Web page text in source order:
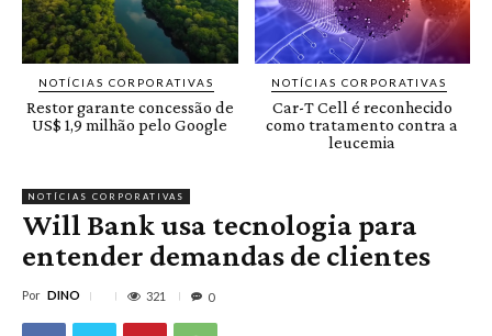
NOTÍCIAS CORPORATIVAS
Restor garante concessão de
US$ 1,9 milhão pelo Google
NOTÍCIAS CORPORATIVAS
Car-T Cell é reconhecido
como tratamento contra a
leucemia